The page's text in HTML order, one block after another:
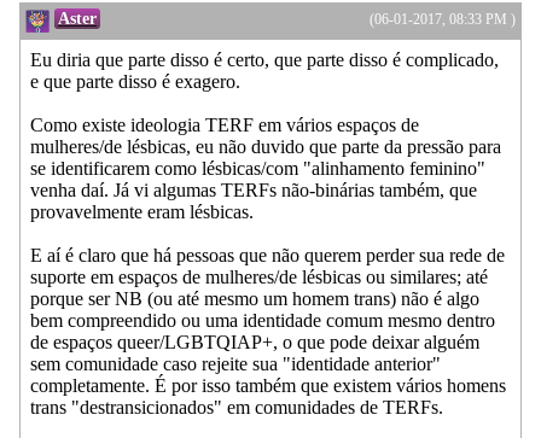
(06-01-2017, 08:33 PM )
Aster
Eu diria que parte disso é certo, que parte disso é complicado,
e que parte disso é exagero.
Como existe ideologia TERF em vários espaços de
mulheres/de lésbicas, eu não duvido que parte da pressão para
se identificarem como lésbicas/com "alinhamento feminino"
venha daí. Já vi algumas TERFs não-binárias também, que
provavelmente eram lésbicas.
E aí é claro que há pessoas que não querem perder sua rede de
suporte em espaços de mulheres/de lésbicas ou similares; até
porque ser NB (ou até mesmo um homem trans) não é algo
bem compreendido ou uma identidade comum mesmo dentro
de espaços queer/LGBTQIAP+, o que pode deixar alguém
sem comunidade caso rejeite sua "identidade anterior"
completamente. É por isso também que existem vários homens
trans "destransicionados" em comunidades de TERFs.